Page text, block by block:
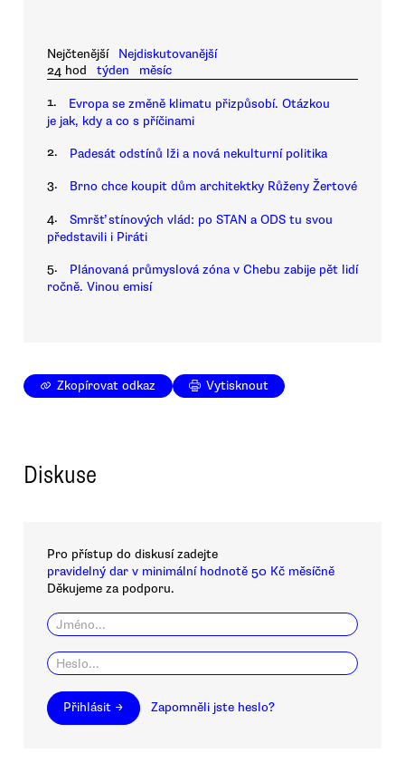
Nejčtenější
Nejdiskutovanější
24 hod
týden měsíc
1.
Evropa se změně klimatu přizpůsobí. Otázkou
je jak, kdy a co s příčinami
2. Padesát odstínů lži a nová nekulturní politika
3. Brno chce koupit dům architektky Růženy Žertové
4.
Smršť stínových vlád: po STAN a ODS tu svou
představili i Piráti
5.
Plánovaná průmyslová zóna v Chebu zabije pět lidí
ročně. Vinou emisí
Zkopírovat odkaz Vytisknout
Diskuse
Pro přístup do diskusí zadejte
pravidelný dar v minimální hodnotě 50 Kč měsíčně
Děkujeme za podporu.
Přihlásit → Zapomněli jste heslo?